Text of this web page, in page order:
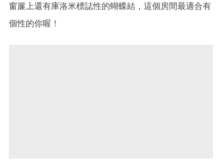
窗簾上還有庫洛米標誌性的蝴蝶結，這個房間最適合有
個性的你喔！